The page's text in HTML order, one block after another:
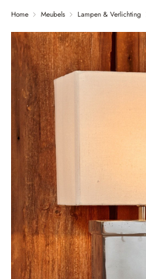
Home Meubels Lampen & Verlichting